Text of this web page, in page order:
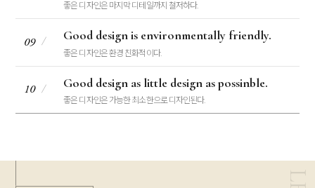
좋은 디자인은 마지막 디테일까지 철저하다.
09 Good design is environmentally friendly.
좋은 디자인은 환경 친화적이다.
10 Good design as little design as possinble.
좋은 디자인은 가능한 최소한으로 디자인된다.